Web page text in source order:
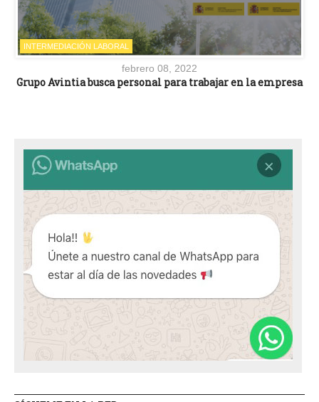
INTERMEDIACIÓN LABORAL
febrero 08, 2022
Grupo Avintia busca personal para trabajar en la empresa